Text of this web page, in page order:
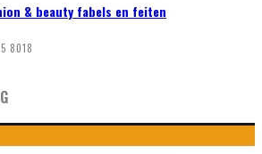
& beauty fabels en feiten
8018